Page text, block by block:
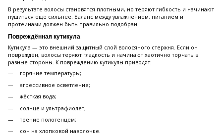
В результате волосы становятся плотными, но теряют гибкость и начинают
пушиться ещё сильнее. Баланс между увлажнением, питанием и
протеинами должен быть правильно подобран.
Повреждённая кутикула
Кутикула — это внешний защитный слой волосяного стержня. Если он
повреждён, волосы теряют гладкость и начинают хаотично торчать в
разные стороны. К повреждению кутикулы приводят:
горячие температуры;
агрессивное осветление;
жёсткая вода;
солнце и ультрафиолет;
трение полотенцем;
сон на хлопковой наволочке.